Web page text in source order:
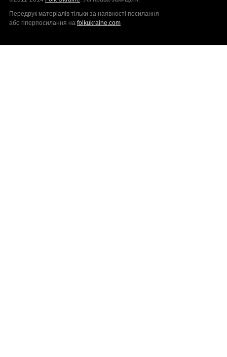
Передрук матерiалiв тільки за наявності посилання
або гіперпосилання на folkukraine.com